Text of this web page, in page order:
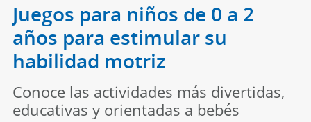
Juegos para niños de 0 a 2
años para estimular su
habilidad motriz
Conoce las actividades más divertidas,
educativas y orientadas a bebés